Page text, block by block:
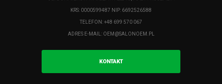
KRS: 0000599487 NIP: 6692526588
TELEFON: +48 699 570 067
ADRES E-MAIL: OEM@SALONOEM.PL
KONTAKT